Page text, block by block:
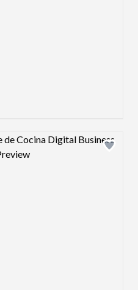
Design preview image